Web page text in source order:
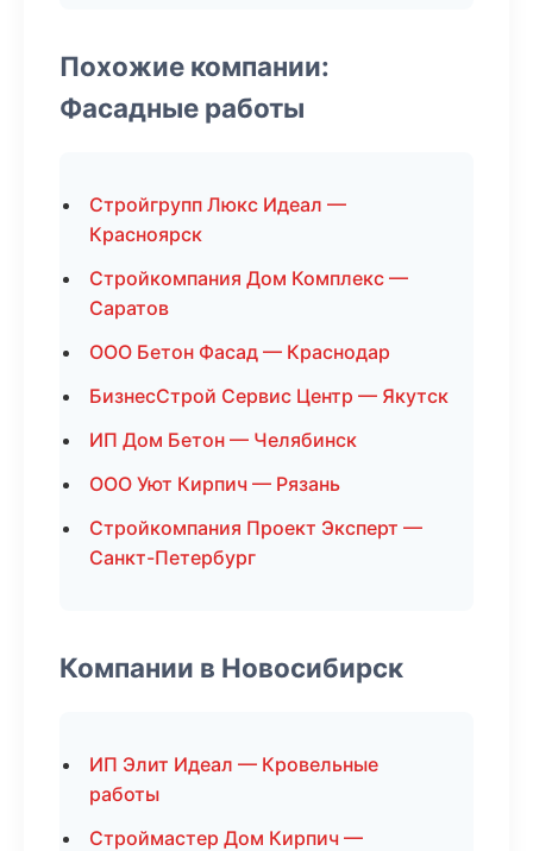
Похожие компании:
Фасадные работы
Стройгрупп Люкс Идеал —
Красноярск
Стройкомпания Дом Комплекс —
Саратов
ООО Бетон Фасад — Краснодар
БизнесСтрой Сервис Центр — Якутск
ИП Дом Бетон — Челябинск
ООО Уют Кирпич — Рязань
Стройкомпания Проект Эксперт —
Санкт-Петербург
Компании в Новосибирск
ИП Элит Идеал — Кровельные
работы
Строймастер Дом Кирпич —